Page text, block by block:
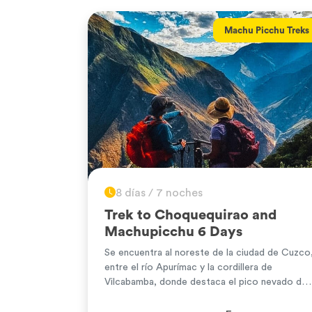
Machu Picchu Treks
8 días / 7 noches
Trek to Choquequirao and
Machupicchu 6 Days
Se encuentra al noreste de la ciudad de
entre el río Apurímac y la cordillera de
Vilcabamba, donde destaca el pico nevado del